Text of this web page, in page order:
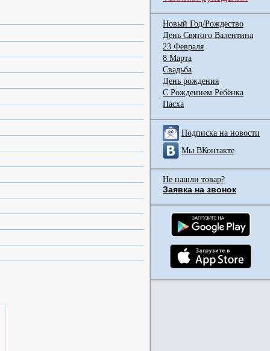
Новый Год/Рождество
День Святого Валентина
23 Февраля
8 Марта
Свадьба
День рождения
С Рождением Ребёнка
Пасха
Подписка на новости
Мы ВКонтакте
Не нашли товар?
Заявка на звонок